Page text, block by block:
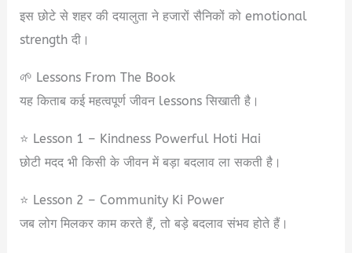
इस छोटे से शहर की दयालुता ने हजारों सैनिकों को emotional
strength दी।
🌱 Lessons From The Book
यह किताब कई महत्वपूर्ण जीवन lessons सिखाती है।
⭐ Lesson 1 – Kindness Powerful Hoti Hai
छोटी मदद भी किसी के जीवन में बड़ा बदलाव ला सकती है।
⭐ Lesson 2 – Community Ki Power
जब लोग मिलकर काम करते हैं, तो बड़े बदलाव संभव होते हैं।